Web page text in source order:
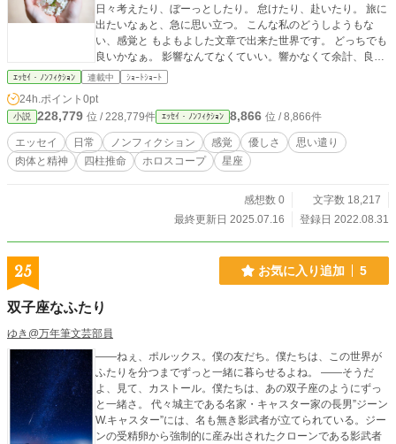
日々考えたり、ぼーっとしたり。 怠けたり、赴いたり。 旅に
出たいなぁと、急に思い立つ。 こんな私のどうしようもな
い、感覚と もよもよした文章で出来た世界です。 どっちでも
良いかなぁ。 影響なんてなくていい。響かなくて余計、良
い。
ｴｯｾｲ・ﾉﾝﾌｨｸｼｮﾝ 連載中 ｼｮｰﾄｼｮｰﾄ
24h.ポイント 0pt
小説 228,779 位 / 228,779件 ｴｯｾｲ・ﾉﾝﾌｨｸｼｮﾝ 8,866 位 / 8,866件
エッセイ 日常 ノンフィクション 感覚 優しさ
思い遣り
肉体と精神
四柱推命 ホロスコープ 星座
感想数 0
文字数 18,217
最終更新日 2025.07.16
登録日 2022.08.31
25 お気に入り追加 5
双子座なふたり
ゆき@万年筆文芸部員
——ねぇ、ポルックス。僕の友だち。僕たちは、この世界が
ふたりを分つまでずっと一緒に暮らせるよね。 ——そうだ
よ、見て、カストール。僕たちは、あの双子座のようにずっ
と一緒さ。 代々城主である名家・キャスター家の長男”ジーン
W.キャスター”には、名も無き影武者が立てられている。ジー
ンの受精卵から強制的に産み出されたクローンである影武者